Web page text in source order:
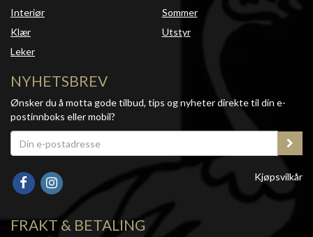
Interiør
Klær
Leker
Sommer
Utstyr
NYHETSBREV
Ønsker du å motta gode tilbud, tips og nyheter direkte til din e-
postinnboks eller mobil?
Kjøpsvilkår
FRAKT & BETALING